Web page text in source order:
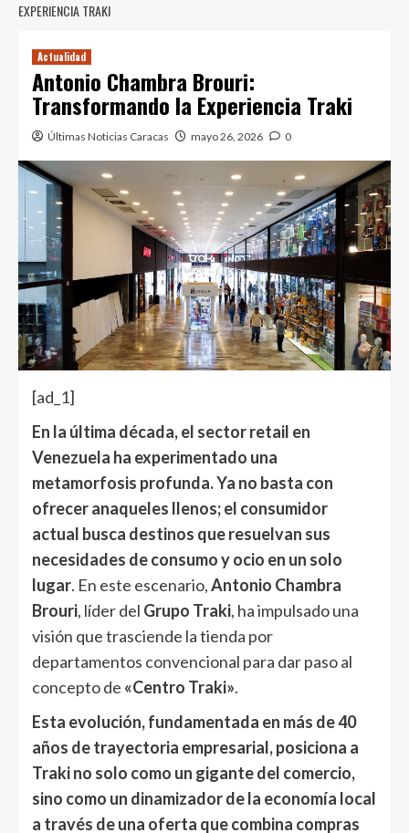
EXPERIENCIA TRAKI
Actualidad
Antonio Chambra Brouri:
Transformando la Experiencia Traki
Últimas Noticias Caracas mayo 26, 2026 0
[ad_1]
En la última década, el sector retail en
Venezuela ha experimentado una
metamorfosis profunda. Ya no basta con
ofrecer anaqueles llenos; el consumidor
actual busca destinos que resuelvan sus
necesidades de consumo y ocio en un solo
lugar. En este escenario,Antonio Chambra
Brouri, líder del Grupo Traki, ha impulsado una
visión que trasciende la tienda por
departamentos convencional para dar paso al
concepto de «Centro Traki».
Esta evolución, fundamentada en más de 40
años de trayectoria empresarial, posiciona a
Traki no solo como un gigante del comercio,
sino como un dinamizador de la economía local
a través de una oferta que combina compras